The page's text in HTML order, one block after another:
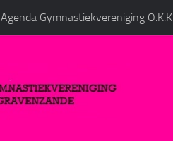
Agenda Gymnastiekvereniging